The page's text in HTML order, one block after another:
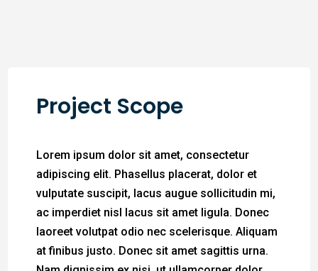
Project Scope
Lorem ipsum dolor sit amet, consectetur
adipiscing elit. Phasellus placerat, dolor et
vulputate suscipit, lacus augue sollicitudin mi,
ac imperdiet nisl lacus sit amet ligula. Donec
laoreet volutpat odio nec scelerisque. Aliquam
at finibus justo. Donec sit amet sagittis urna.